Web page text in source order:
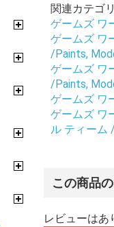
関連カテゴリ
ゲームズ ワ
ゲームズ ワ
/Paints,
ゲームズ ワ
/Paints,
ゲームズ ワ
ゲームズ ワ
ル ティーム
この商品
レビューはあ